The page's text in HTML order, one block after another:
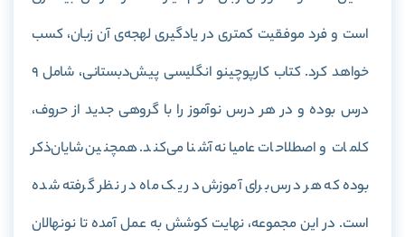
است و فرد موفقیت کمتری در یادگیری لهجه‌ی آن زبان، کسب
خواهد کرد. کتاب کارپوچینو انگلیسی پیش‌دبستانی، شامل 9
درس بوده و در هر درس نوآموز را با گروهی جدید از حروف،
کلمات و اصطلاحات عامیانه آشنا می­‌کند. همچنین شایان‌ذکر
بوده که هر درس برای آموزش در یک ماه در نظر گرفته شده
است. در این مجموعه، نهایت کوشش به عمل آمده تا نونهالان